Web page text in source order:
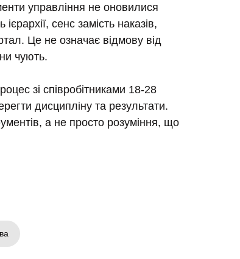
управління не оновилися
сенс замість наказів,
Це не означає відмову від
чують.
зі співробітниками 18-28
дисципліну та результати.
а не просто розуміння, що